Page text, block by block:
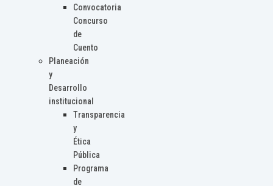
Convocatoria
Concurso
de
Cuento
Planeación
y
Desarrollo
institucional
Transparencia
y
Ética
Pública
Programa
de